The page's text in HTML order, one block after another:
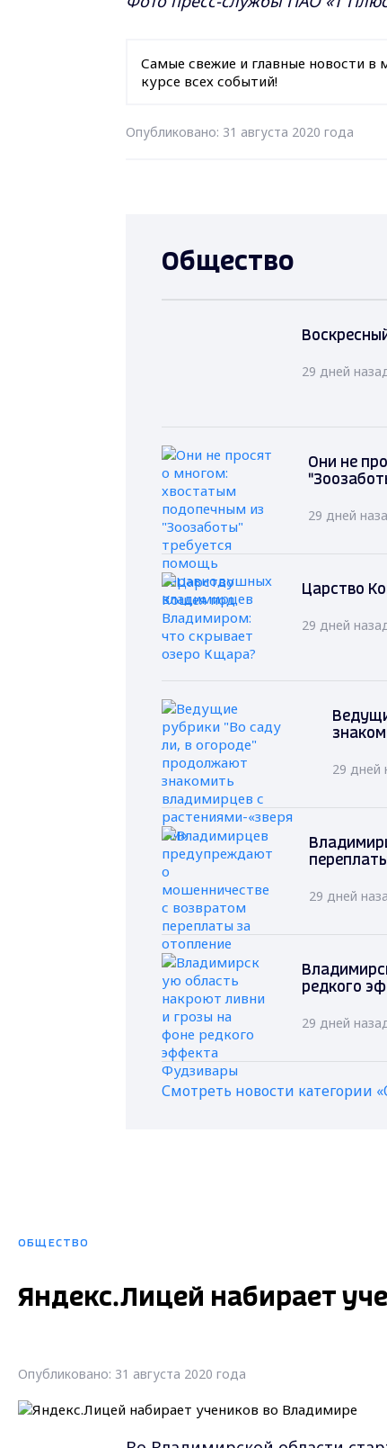
Самые свежие и главные новости в
курсе всех событий!
Опубликовано: 31 августа 2020 года
Общество
29 дней
Они не
29 дней
Царство
29 дней
29 дней
29 дней
редкого
29 дней
Смотреть новости категории
ОБЩЕСТВО
Яндекс.Лицей набирает
Опубликовано: 31 августа 2020 года